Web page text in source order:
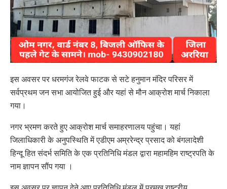
इस अवसर पर धरमगंज रेलवे फाटक से सटे हनुमान मंदिर परिसर में
सर्वप्रथम जन सभा आयोजित हुई और यहां से मौन आक्रोश मार्च निकाला
गया।
नगर भ्रमण करते हुए आक्रोश मार्च समाहरणालय पहुंचा। यहां
जिलाधिकारी के अनुपस्थिति में एडीएम अम्ररेन्द्र प्रसाद को बंगलादेशी
हिन्दू हित संदर्भ समिति के एक प्रतिनिधि मंडल द्वारा महामहिम राष्ट्रपति के
नाम ज्ञापन सौंप गया ।